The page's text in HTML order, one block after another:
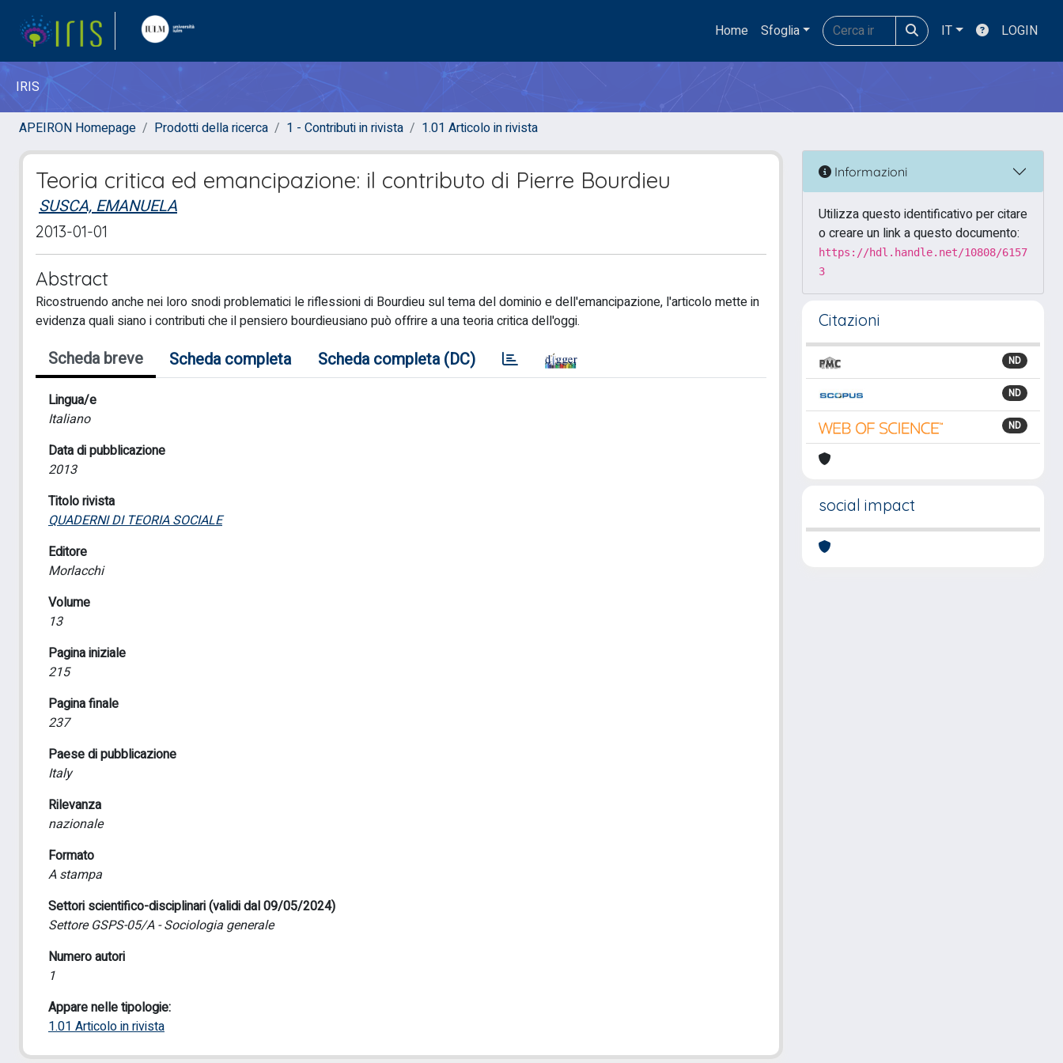
Home Sfoglia IT LOGIN
IRIS
APEIRON Homepage Prodotti della ricerca 1 - Contributi in rivista 1.01 Articolo in rivista
Teoria critica ed emancipazione: il contributo di Pierre Bourdieu
SUSCA, EMANUELA
2013-01-01
Abstract
Ricostruendo anche nei loro snodi problematici le riflessioni di Bourdieu sul tema del dominio e dell'emancipazione, l'articolo mette in
evidenza quali siano i contributi che il pensiero bourdieusiano può offrire a una teoria critica dell'oggi.
Scheda breve Scheda completa Scheda completa (DC)
Lingua/e
Italiano
Data di pubblicazione
2013
Titolo rivista
QUADERNI DI TEORIA SOCIALE
Editore
Morlacchi
Volume
13
Pagina iniziale
215
Pagina finale
237
Paese di pubblicazione
Italy
Rilevanza
nazionale
Formato
A stampa
Settori scientifico-disciplinari (validi dal 09/05/2024)
Settore GSPS-05/A - Sociologia generale
Numero autori
1
Appare nelle tipologie:
1.01 Articolo in rivista
Informazioni
Utilizza questo identificativo per citare
o creare un link a questo documento:
https://hdl.handle.net/10808/6157
3
Citazioni
ND
ND
ND
social impact